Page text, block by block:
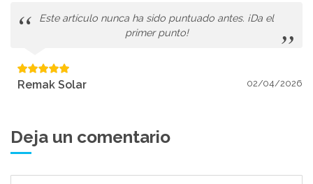
Este artículo nunca ha sido puntuado antes. ¡Da el
primer punto!
02/04/2026
Remak Solar
Deja un comentario